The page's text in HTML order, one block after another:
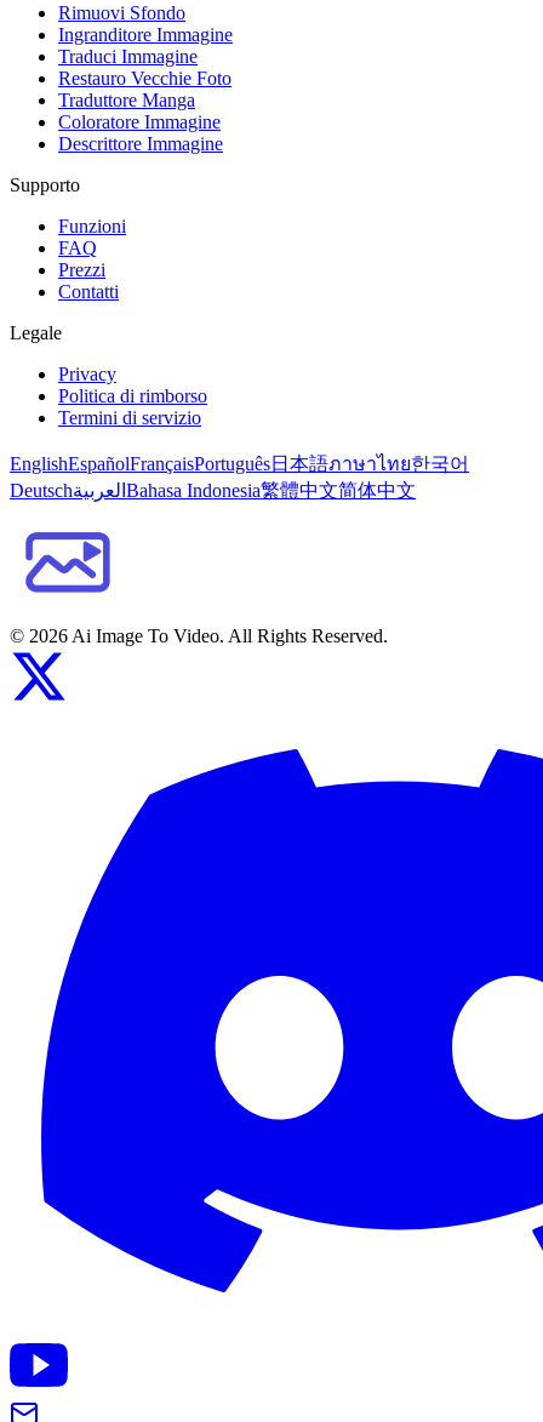
Rimuovi Sfondo
Ingranditore Immagine
Traduci Immagine
Restauro Vecchie Foto
Traduttore Manga
Coloratore Immagine
Descrittore Immagine
Supporto
Funzioni
FAQ
Prezzi
Contatti
Legale
Privacy
Politica di rimborso
Termini di servizio
EnglishEspañolFrançaisPortuguês日本語ภาษาไทย한국어
Deutschالعربية Bahasa Indonesia繁體中文简体中文
© 2026 Ai Image To Video. All Rights Reserved.